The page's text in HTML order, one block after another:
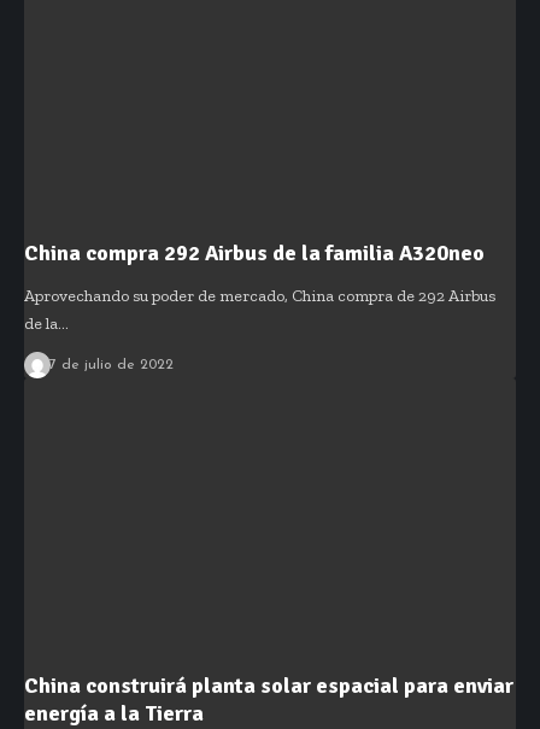
China compra 292 Airbus de la familia A320neo
Aprovechando su poder de mercado, China compra de 292 Airbus
de la…
7 de julio de 2022
China construirá planta solar espacial para enviar
energía a la Tierra